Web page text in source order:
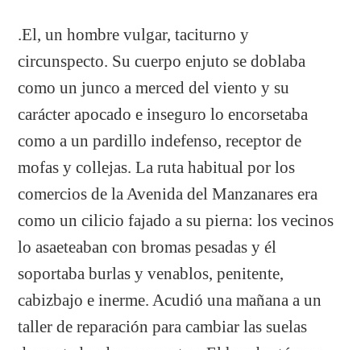
.El, un hombre vulgar, taciturno y
circunspecto. Su cuerpo enjuto se doblaba
como un junco a merced del viento y su
carácter apocado e inseguro lo encorsetaba
como a un pardillo indefenso, receptor de
mofas y collejas. La ruta habitual por los
comercios de la Avenida del Manzanares era
como un cilicio fajado a su pierna: los vecinos
lo asaeteaban con bromas pesadas y él
soportaba burlas y venablos, penitente,
cabizbajo e inerme. Acudió una mañana a un
taller de reparación para cambiar las suelas